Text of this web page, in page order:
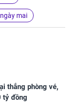
mai
thắng phòng vé,
tỷ đồng